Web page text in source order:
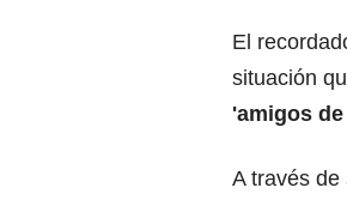
El
situación
'amigos
A través de